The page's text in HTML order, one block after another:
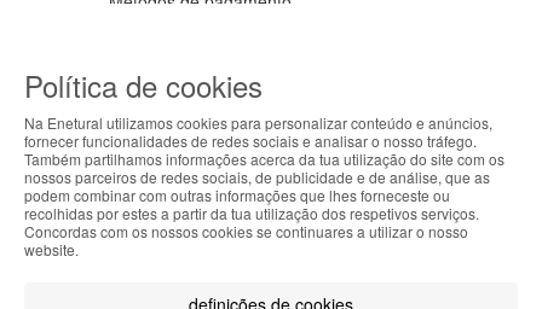
Todos os direitos reservados / Salvo
apresentadas são válidas até ao dia 08-
08-2026.
Designed & developed byBsolus
Filtrar por
ABOUT THE COOKIES
Enetural handles information about your visit using
cookies that improve the performance of the
website, facilitate sharing via social networks and
Política de cookies
Na Enetural utilizamos cookies para personalizar conteúdo e anúncios,
fornecer funcionalidades de redes sociais e analisar o nosso tráfego.
Também partilhamos informações acerca da tua utilização do site com os
nossos parceiros de redes sociais, de publicidade e de análise, que as
podem combinar com outras informações que lhes forneceste ou
recolhidas por estes a partir da tua utilização dos respetivos serviços.
Concordas com os nossos cookies se continuares a utilizar o nosso
website.
definições de cookies